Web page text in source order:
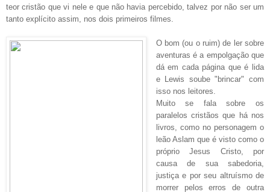
teor cristão que vi nele e que não havia percebido, talvez por não ser um
tanto explícito assim, nos dois primeiros filmes.
O bom (ou o ruim) de ler sobre
aventuras é a empolgação que
dá em cada página que é lida
e Lewis soube "brincar" com
isso nos leitores.
Muito se fala sobre os
paralelos cristãos que há nos
livros, como no personagem o
leão Aslam que é visto como o
próprio Jesus Cristo, por
causa de sua sabedoria,
justiça e por seu altruísmo de
morrer pelos erros de outra